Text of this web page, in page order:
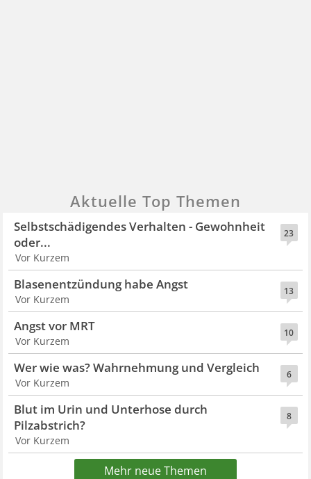
Aktuelle Top Themen
23
Selbstschädigendes Verhalten - Gewohnheit
oder...
Vor Kurzem
13
Blasenentzündung habe Angst
Vor Kurzem
10
Angst vor MRT
Vor Kurzem
6
Wer wie was? Wahrnehmung und Vergleich
Vor Kurzem
8
Blut im Urin und Unterhose durch
Pilzabstrich?
Vor Kurzem
Mehr neue Themen